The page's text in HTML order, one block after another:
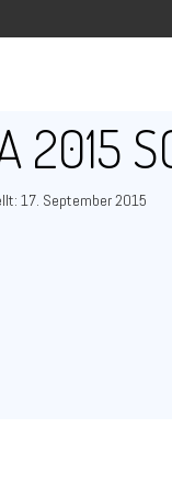
2015
17. September 2015